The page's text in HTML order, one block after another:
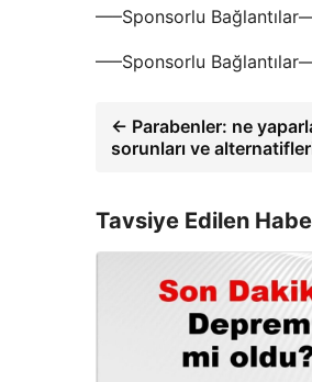
—–Sponsorlu
—–Sponsorlu
← Parabenler: ne
sorunları ve
Tavsiye Edilen